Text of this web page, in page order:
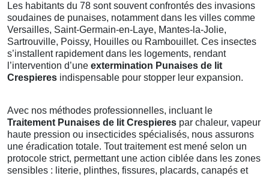
Les habitants du 78 sont souvent confrontés des invasions
soudaines de punaises, notamment dans les villes comme
Versailles, Saint-Germain-en-Laye, Mantes-la-Jolie,
Sartrouville, Poissy, Houilles ou Rambouillet. Ces insectes
s’installent rapidement dans les logements, rendant
l’intervention d’une extermination Punaises de lit
Crespieres indispensable pour stopper leur expansion.
Avec nos méthodes professionnelles, incluant le
Traitement Punaises de lit Crespieres par chaleur, vapeur
haute pression ou insecticides spécialisés, nous assurons
une éradication totale. Tout traitement est mené selon un
protocole strict, permettant une action ciblée dans les zones
sensibles : literie, plinthes, fissures, placards, canapés et